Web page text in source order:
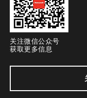
关注微信公众号
获取更多信息